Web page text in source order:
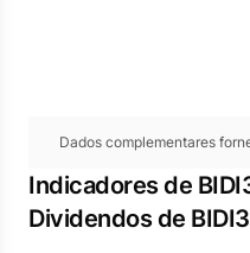
Dados complementares
Indicadores de
Dividendos de BIDI3